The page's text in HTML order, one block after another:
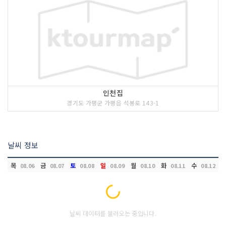
인천집
경기도 가평군 가평읍 석봉로 143-1
날씨 정보
목 08.06 금 08.07 토 08.08 일 08.09 월 08.10 화 08.11 수 08.12
Loading...
날씨 데이터를 불러오는 중입니다.